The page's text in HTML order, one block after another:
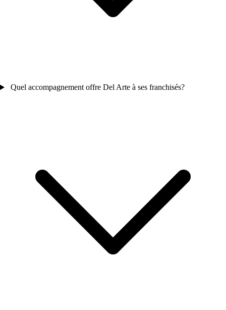
Quel accompagnement offre Del Arte à ses franchisés?